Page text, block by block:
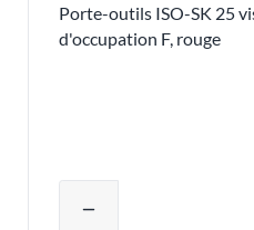
Porte-outils ISO-SK 25
d'occupation F, rouge
remove